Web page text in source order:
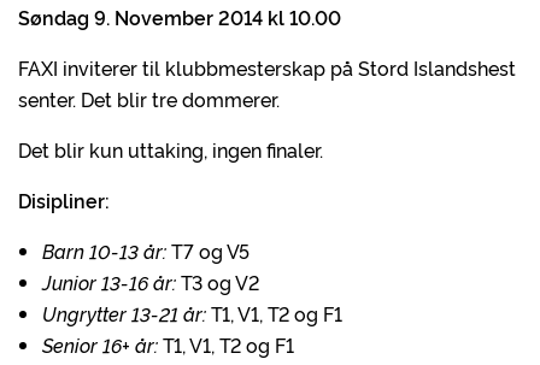
Søndag 9. November 2014 kl 10.00
FAXI inviterer til klubbmesterskap på Stord Islandshest
senter. Det blir tre dommerer.
Det blir kun uttaking, ingen finaler.
Disipliner:
Barn 10-13 år:T7 og V5
Junior 13-16 år:T3 og V2
Ungrytter 13-21 år:T1, V1, T2 og F1
Senior 16+ år:T1, V1, T2 og F1